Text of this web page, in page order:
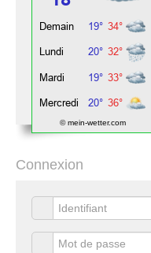
© mein-wetter.com
Connexion